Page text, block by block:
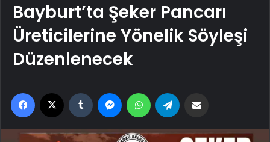
Bayburt’ta Şeker Pancarı
Üreticilerine Yönelik Söyleşi
Düzenlenecek
Facebook Tumblr MessengerWhatsApp